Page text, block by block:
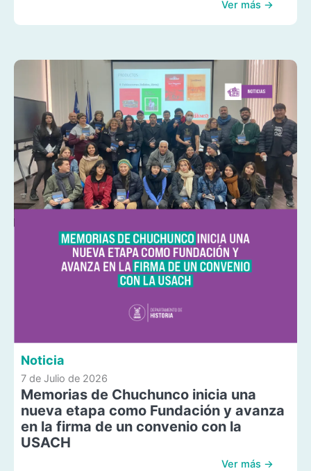
Ver más →
Noticia
7 de Julio de 2026
Memorias de Chuchunco inicia una
nueva etapa como Fundación y avanza
en la firma de un convenio con la
USACH
Ver más →